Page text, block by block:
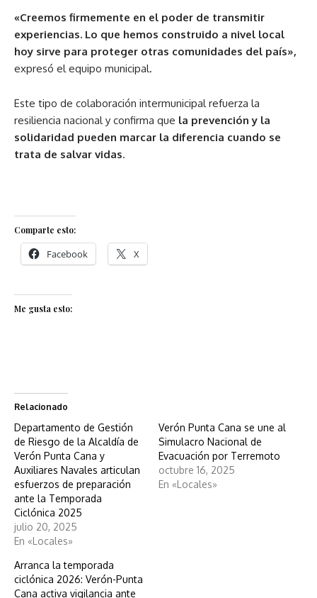
«Creemos firmemente en el poder de transmitir
experiencias. Lo que hemos construido a nivel local
hoy sirve para proteger otras comunidades del país»,
expresó el equipo municipal.
Este tipo de colaboración intermunicipal refuerza la
resiliencia nacional y confirma que la prevención y la
solidaridad pueden marcar la diferencia cuando se
trata de salvar vidas.
Comparte esto:
Facebook X
Me gusta esto:
Relacionado
Departamento de Gestión
de Riesgo de la Alcaldía de
Verón Punta Cana y
Auxiliares Navales articulan
esfuerzos de preparación
ante la Temporada
Ciclónica 2025
julio 20, 2025
En «Locales»
Verón Punta Cana se une al
Simulacro Nacional de
Evacuación por Terremoto
octubre 16, 2025
En «Locales»
Arranca la temporada
ciclónica 2026: Verón-Punta
Cana activa vigilancia ante